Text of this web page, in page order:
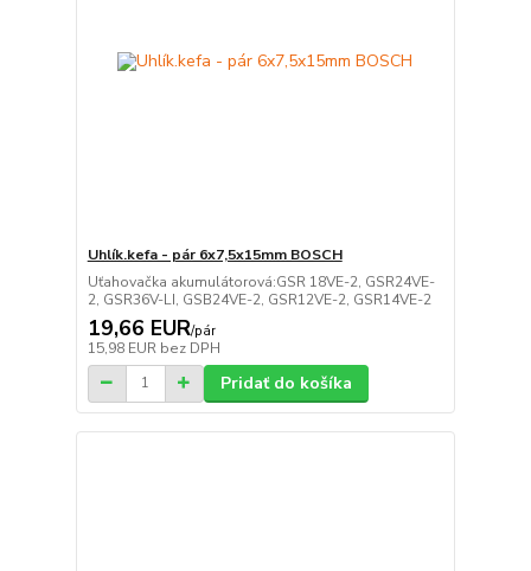
Uhlík.kefa - pár 6x7,5x15mm BOSCH
Uťahovačka akumulátorová:GSR 18VE-2, GSR24VE-
2, GSR36V-LI, GSB24VE-2, GSR12VE-2, GSR14VE-2
19,66 EUR/pár
15,98 EUR bez DPH
Pridať do košíka